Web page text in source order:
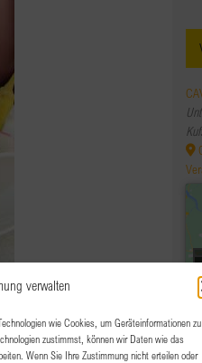
verwalten
wie Cookies, um Geräteinformationen zu
zustimmst, können wir Daten wie das
Wenn Sie Ihre Zustimmung nicht erteilen oder